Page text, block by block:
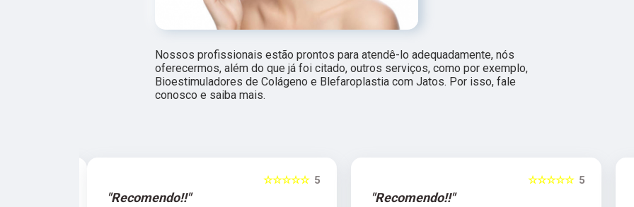
Nossos profissionais estão prontos para atendê-lo adequadamente, nós
oferecermos, além do que já foi citado, outros serviços, como por exemplo,
Bioestimuladores de Colágeno e Blefaroplastia com Jatos. Por isso, fale
conosco e saiba mais.
5
☆☆☆☆☆
"Recomendo!!"
5
☆☆☆☆☆
"Recomendo!!"